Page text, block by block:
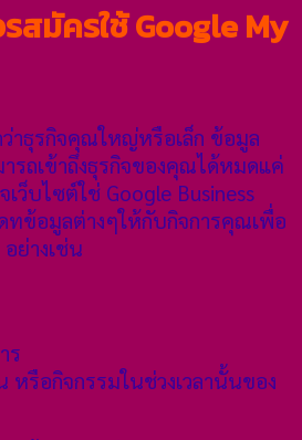
สมัครใช้ Google My
ว่าธุรกิจคุณใหญ่หรือเล็ก ข้อมูล
รถเข้าถึงธุรกิจของคุณได้หมดแค่
ว็บไซต์ใช่ Google Business
ข้อมูลต่างๆให้กับกิจการคุณเพื่อ
ย่างเช่น
ร
หรือกิจกรรมในช่วงเวลานั้นของ